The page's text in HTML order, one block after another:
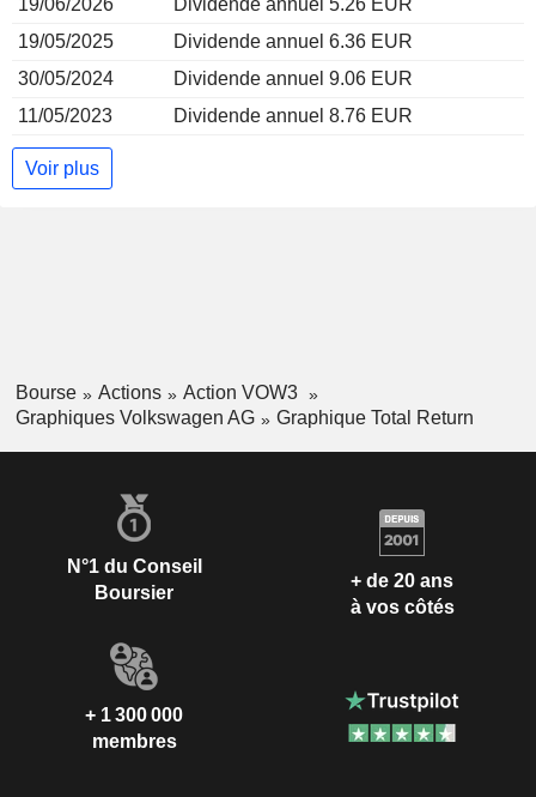
19/06/2026
Dividende annuel 5.26 EUR
19/05/2025
Dividende annuel 6.36 EUR
30/05/2024
Dividende annuel 9.06 EUR
11/05/2023
Dividende annuel 8.76 EUR
Voir plus
Bourse Actions
Action VOW3
Graphiques Volkswagen AG
Graphique Total Return
N°1 du Conseil
Boursier
+ de 20 ans
à vos côtés
+ 1 300 000
membres